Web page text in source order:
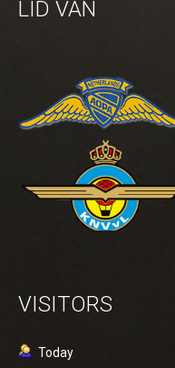
LID VAN
VISITORS
Today